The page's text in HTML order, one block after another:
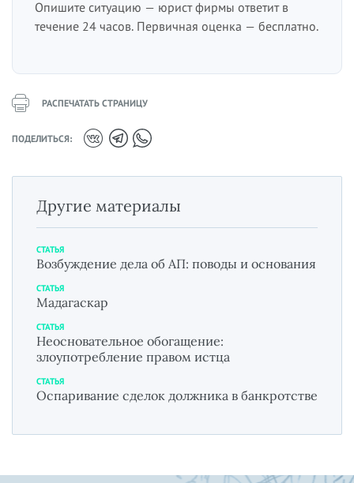
Опишите ситуацию — юрист фирмы ответит в
течение 24 часов. Первичная оценка — бесплатно.
РАСПЕЧАТАТЬ СТРАНИЦУ
ПОДЕЛИТЬСЯ:
Другие материалы
СТАТЬЯ
Возбуждение дела об АП: поводы и основания
СТАТЬЯ
Мадагаскар
СТАТЬЯ
Неосновательное обогащение:
злоупотребление правом истца
СТАТЬЯ
Оспаривание сделок должника в банкротстве